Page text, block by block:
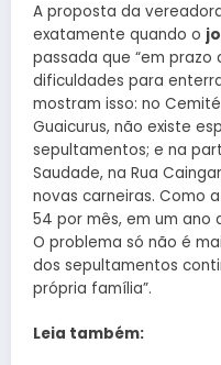
A proposta da
exatamente quando o
passada que “em prazo
dificuldades para
mostram isso: no
Guaicurus, não existe
sepultamentos; e na
Saudade, na Rua
novas carneiras. Como
54 por mês, em um
O problema só não é
dos sepultamentos
própria família”.
Leia também: